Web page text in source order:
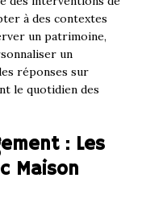
à des contextes
un patrimoine,
un
réponses sur
le quotidien des
: Les
Maison